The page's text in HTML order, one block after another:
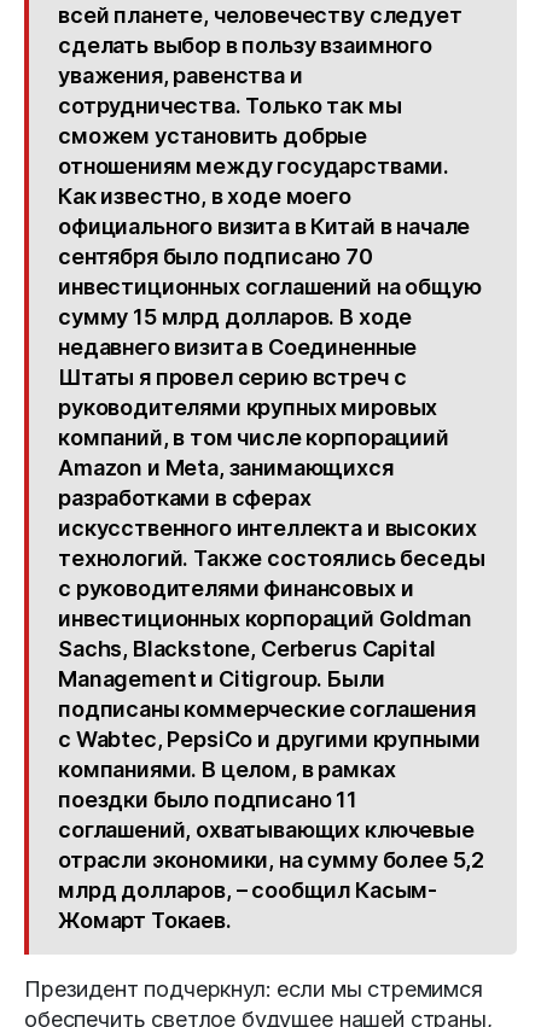
всей планете, человечеству следует
сделать выбор в пользу взаимного
уважения, равенства и
сотрудничества. Только так мы
сможем установить добрые
отношениям между государствами.
Как известно, в ходе моего
официального визита в Китай в начале
сентября было подписано 70
инвестиционных соглашений на общую
сумму 15 млрд долларов. В ходе
недавнего визита в Соединенные
Штаты я провел серию встреч с
руководителями крупных мировых
компаний, в том числе корпорациий
Amazon и Meta, занимающихся
разработками в сферах
искусственного интеллекта и высоких
технологий. Также состоялись беседы
с руководителями финансовых и
инвестиционных корпораций Goldman
Sachs, Blackstone, Cerberus Capital
Management и Citigroup. Были
подписаны коммерческие соглашения
с Wabtec, PepsiCo и другими крупными
компаниями. В целом, в рамках
поездки было подписано 11
соглашений, охватывающих ключевые
отрасли экономики, на сумму более 5,2
млрд долларов, – сообщил Касым-
Жомарт Токаев.
Президент подчеркнул: если мы стремимся
обеспечить светлое будущее нашей страны,